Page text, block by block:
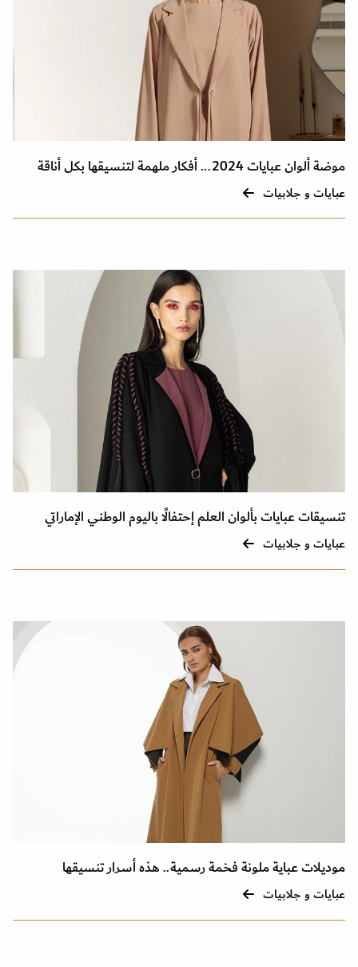
موضة ألوان عبايات 2024... أفكار ملهمة لتنسيقها بكل أناقة
عبايات و جلابيات
تنسيقات عبايات بألوان العلم إحتفالًا باليوم الوطني الإماراتي
عبايات و جلابيات
موديلات عباية ملونة فخمة رسمية.. هذه أسرار تنسيقها
عبايات و جلابيات